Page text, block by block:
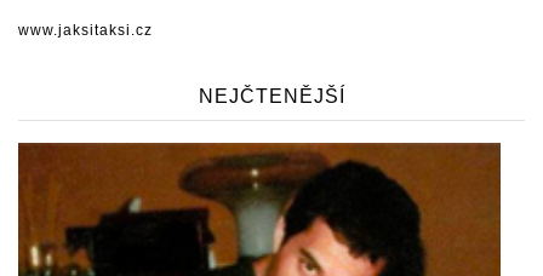
www.jaksitaksi.cz
NEJČTENĚJŠÍ